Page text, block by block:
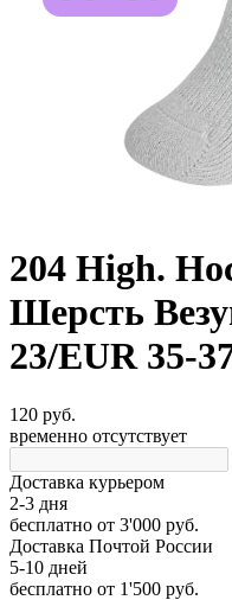
204 High.
Шерсть
23/EUR 35-
120 руб.
временно отсутствует
Доставка курьером
2-3 дня
бесплатно от 3'000 руб.
Доставка Почтой России
5-10 дней
бесплатно от 1'500 руб.